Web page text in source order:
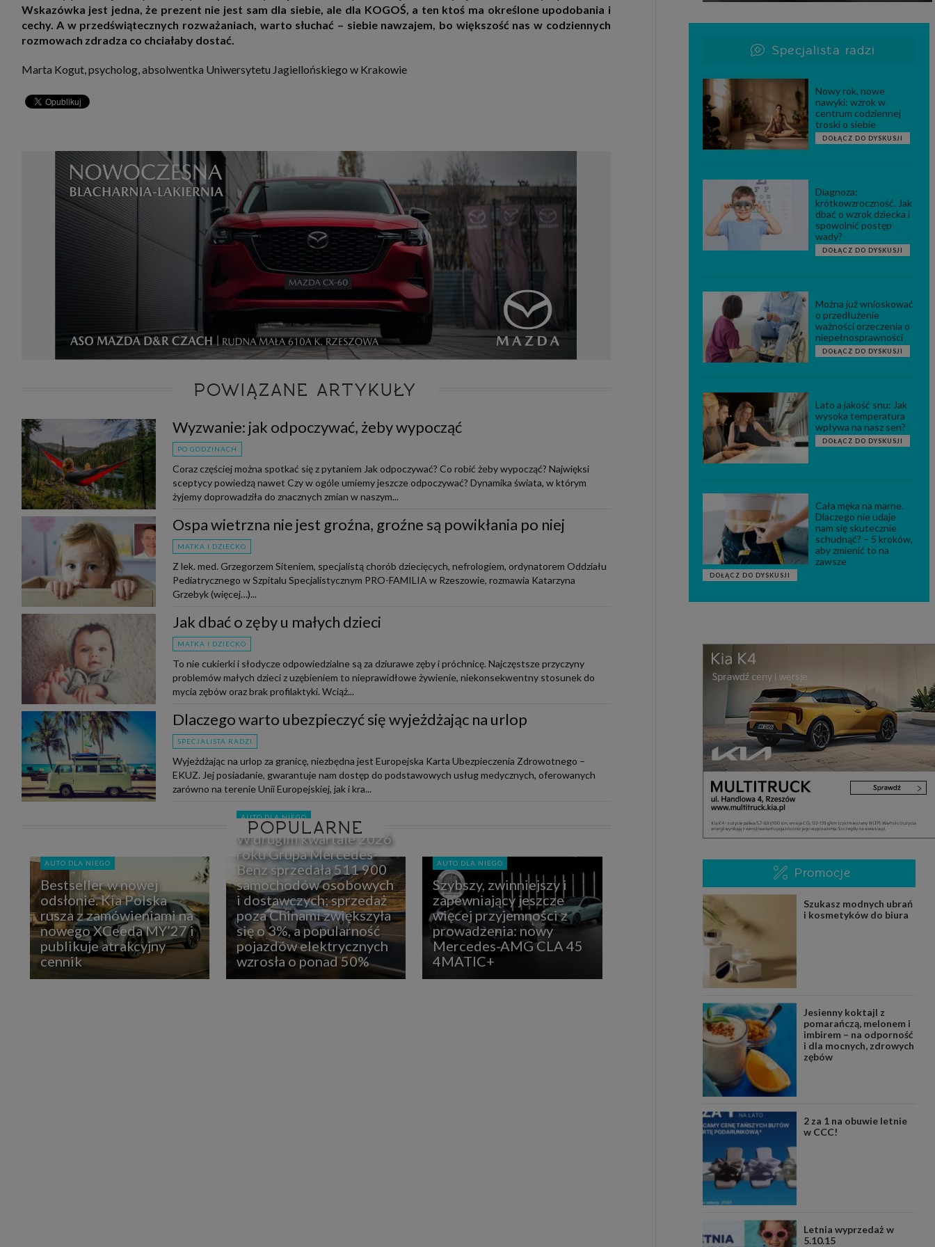
Wskazówka jest jedna, że prezent nie jest sam dla siebie, ale dla KOGOŚ, a ten ktoś ma określone upodobania i
cechy. A w przedświątecznych rozważaniach, warto słuchać – siebie nawzajem, bo większość nas w codziennych
rozmowach zdradza co chciałaby dostać.
Marta Kogut, psycholog, absolwentka Uniwersytetu Jagiellońskiego w Krakowie
POWIĄZANE ARTYKUŁY
Wyzwanie: jak odpoczywać, żeby wypocząć
PO GODZINACH
Coraz częściej można spotkać się z pytaniem Jak odpoczywać? Co robić żeby wypocząć? Najwięksi
sceptycy powiedzą nawet Czy w ogóle umiemy jeszcze odpoczywać? Dynamika świata, w którym
żyjemy doprowadziła do znacznych zmian w naszym...
Ospa wietrzna nie jest groźna, groźne są powikłania po niej
MATKA I DZIECKO
Z lek. med. Grzegorzem Siteniem, specjalistą chorób dziecięcych, nefrologiem, ordynatorem Oddziału
Pediatrycznego w Szpitalu Specjalistycznym PRO-FAMILIA w Rzeszowie, rozmawia Katarzyna
Grzebyk (więcej…)...
Jak dbać o zęby u małych dzieci
MATKA I DZIECKO
To nie cukierki i słodycze odpowiedzialne są za dziurawe zęby i próchnicę. Najczęstsze przyczyny
problemów małych dzieci z uzębieniem to nieprawidłowe żywienie, niekonsekwentny stosunek do
mycia zębów oraz brak profilaktyki. Wciąż...
Dlaczego warto ubezpieczyć się wyjeżdżając na urlop
SPECJALISTA RADZI
Wyjeżdżając na urlop za granicę, niezbędna jest Europejska Karta Ubezpieczenia Zdrowotnego –
EKUZ. Jej posiadanie, gwarantuje nam dostęp do podstawowych usług medycznych, oferowanych
zarówno na terenie Unii Europejskiej, jak i kra...
POPULARNE
AUTO DLA NIEGO
Bestseller w nowej
odsłonie. Kia Polska
rusza z zamówieniami na
nowego XCeeda MY’27 i
publikuje atrakcyjny
cennik
AUTO DLA NIEGO
W drugim kwartale 2026
roku Grupa Mercedes-
Benz sprzedała 511 900
samochodów osobowych
i dostawczych; sprzedaż
poza Chinami zwiększyła
się o 3%, a popularność
pojazdów elektrycznych
wzrosła o ponad 50%
AUTO DLA NIEGO
Szybszy, zwinniejszy i
zapewniający jeszcze
więcej przyjemności z
prowadzenia: nowy
Mercedes-AMG CLA 45
4MATIC+
Specjalista radzi
Nowy rok, nowe
nawyki: wzrok w
centrum codziennej
troski o siebie
DOŁĄCZ DO DYSKUSJI
Diagnoza:
krótkowzroczność. Jak
dbać o wzrok dziecka i
spowolnić postęp
wady?
DOŁĄCZ DO DYSKUSJI
Można już wnioskować
o przedłużenie
ważności orzeczenia o
niepełnosprawności
DOŁĄCZ DO DYSKUSJI
Lato a jakość snu: Jak
wysoka temperatura
wpływa na nasz sen?
DOŁĄCZ DO DYSKUSJI
Cała męka na marne.
Dlaczego nie udaje
nam się skutecznie
schudnąć? – 5 kroków,
aby zmienić to na
zawsze
DOŁĄCZ DO DYSKUSJI
Promocje
Szukasz modnych ubrań
i kosmetyków do biura
Jesienny koktajl z
pomarańczą, melonem i
imbirem – na odporność
i dla mocnych, zdrowych
zębów
2 za 1 na obuwie letnie
w CCC!
Letnia wyprzedaż w
5.10.15